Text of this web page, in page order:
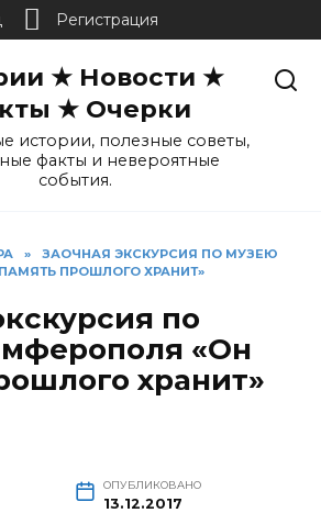
★ Новости ★
★ Очерки
истории, полезные советы,
факты и невероятные
события.
»
ЗАОЧНАЯ ЭКСКУРСИЯ ПО МУЗЕЮ
ПРОШЛОГО ХРАНИТ»
по
«Он
хранит»
ОПУБЛИКОВАНО
13.12.2017
Регистрация